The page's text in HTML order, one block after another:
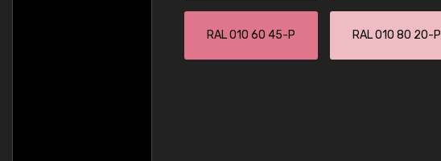
RAL 010 60 45-P RAL 010 80 20-P